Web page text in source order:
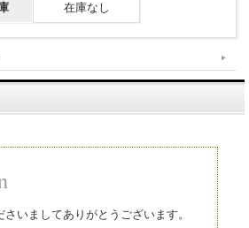
在庫なし
さいましてありがとうございます。